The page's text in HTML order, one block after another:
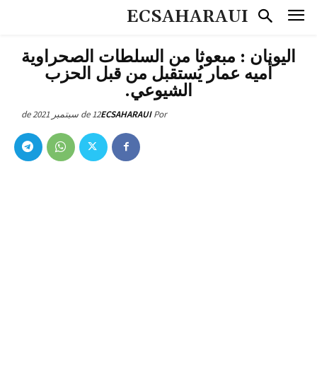
ECSAHARAUI
اليونان : مبعوثا من السلطات الصحراوية
أميه عمار يُستقبل من قبل الحزب
الشيوعي.
Por
ECSAHARAUI12 de سبتمبر de 2021